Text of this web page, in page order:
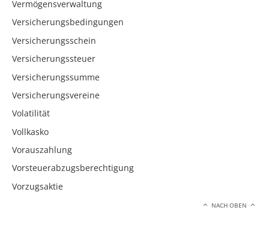
Vermögensverwaltung
Versicherungsbedingungen
Versicherungsschein
Versicherungssteuer
Versicherungssumme
Versicherungsvereine
Volatilität
Vollkasko
Vorauszahlung
Vorsteuerabzugsberechtigung
Vorzugsaktie
NACH OBEN